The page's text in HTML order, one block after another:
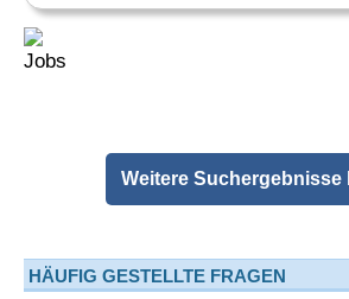
Weitere Suchergebnisse
HÄUFIG GESTELLTE FRAGEN